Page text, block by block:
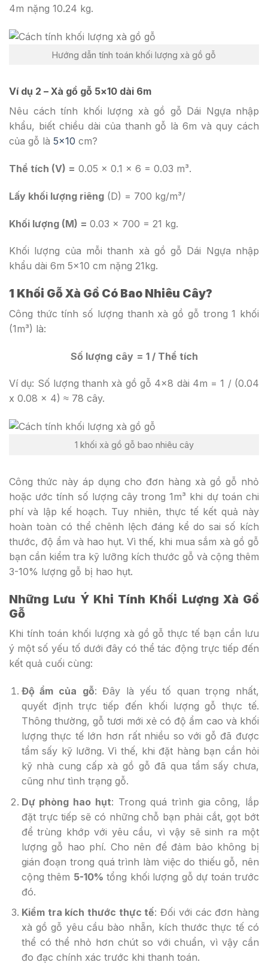
4m nặng 10.24 kg.
Hướng dẫn tính toán khối lượng xà gồ gỗ
Ví dụ 2 – Xà gồ gỗ 5×10 dài 6m
Nêu cách tính khối lượng xà gồ gỗ Dái Ngựa nhập
khẩu, biết chiều dài của thanh gỗ là 6m và quy cách
của gỗ là 5×10 cm?
Thể tích (V) = 0.05 x 0.1 x 6 = 0.03 m³.
Lấy khối lượng riêng (D) = 700 kg/m³/
Khối lượng (M) = 0.03 x 700 = 21 kg.
Khối lượng của mỗi thanh xà gồ gỗ Dái Ngựa nhập
khẩu dài 6m 5×10 cm nặng 21kg.
1 Khối Gỗ Xà Gồ Có Bao Nhiêu Cây?
Công thức tính số lượng thanh xà gồ gỗ trong 1 khối
(1m³) là:
Số lượng cây = 1 / Thể tích
Ví dụ: Số lượng thanh xà gồ gỗ 4×8 dài 4m = 1 / (0.04
x 0.08 x 4) ≈ 78 cây.
1 khối xà gồ gỗ bao nhiêu cây
Công thức này áp dụng cho đơn hàng xà gồ gỗ nhỏ
hoặc ước tính số lượng cây trong 1m³ khi dự toán chi
phí và lập kế hoạch. Tuy nhiên, thực tế kết quả này
hoàn toàn có thể chênh lệch đáng kể do sai số kích
thước, độ ẩm và hao hụt. Vì thế, khi mua sắm xà gồ gỗ
bạn cần kiểm tra kỹ lưỡng kích thước gỗ và cộng thêm
3-10% lượng gỗ bị hao hụt.
Những Lưu Ý Khi Tính Khối Lượng Xà Gồ
Gỗ
Khi tính toán khối lượng xà gồ gỗ thực tế bạn cần lưu
ý một số yếu tố dưới đây có thể tác động trực tiếp đến
kết quả cuối cùng:
Độ ẩm của gỗ: Đây là yếu tố quan trọng nhất,
quyết định trực tiếp đến khối lượng gỗ thực tế.
Thông thường, gỗ tươi mới xẻ có độ ẩm cao và khối
lượng thực tế lớn hơn rất nhiều so với gỗ đã được
tẩm sấy kỹ lưỡng. Vì thế, khi đặt hàng bạn cần hỏi
kỹ nhà cung cấp xà gồ gỗ đã qua tẩm sấy chưa,
cũng như tình trạng gỗ.
Dự phòng hao hụt: Trong quá trình gia công, lắp
đặt trực tiếp sẽ có những chỗ bạn phải cắt, gọt bớt
để trùng khớp với yêu cầu, vì vậy sẽ sinh ra một
lượng gỗ hao phí. Cho nên để đảm bảo không bị
gián đoạn trong quá trình làm việc do thiếu gỗ, nên
cộng thêm 5-10% tổng khối lượng gỗ dự toán trước
đó.
Kiểm tra kích thước thực tế: Đối với các đơn hàng
xà gồ gỗ yêu cầu bào nhẵn, kích thước thực tế có
thể có thể nhỏ hơn chút so với chuẩn, vì vậy cần
đo đạc chính xác trước khi thanh toán.